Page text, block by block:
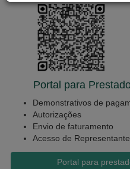
Portal para
Demonstrativos de
Autorizações
Envio de faturamento
Acesso de
Portal para